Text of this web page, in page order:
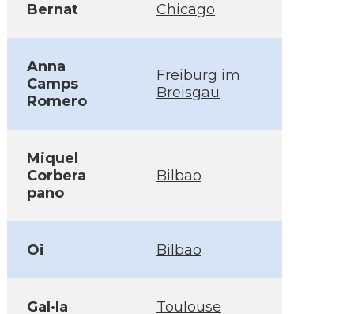
Bernat Chicago
Anna
Camps
Romero
Freiburg im
Breisgau
Miquel
Corbera
pano
Bilbao
Oi Bilbao
Gal·la Toulouse